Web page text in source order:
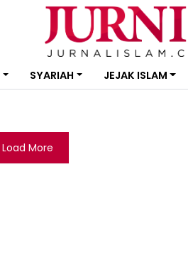
SYARIAH JEJAK ISLAM
Load More